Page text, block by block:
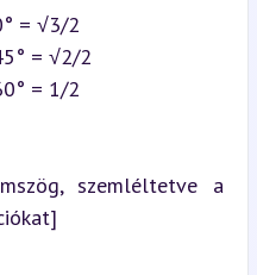
= √3/2
= √2/2
= 1/2
szemléltetve a